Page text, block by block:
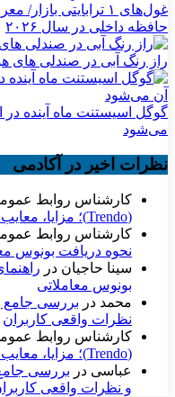
غول‌های ۱ ترابایتی
حافظه داخلی در سال ۲۰۲۶
راز رنگ آبی در صندلی های
گوگل اسیستنت ماه آینده در
می‌شود
نظرات اخیر در آکادمی
کارشناس روابط
(Trendo)؛ مزایا، معایب و نظرات واقعی کاربران
کارشناس روابط
نحوه دریافت بونوس
سینا حاجیان در
بونوس معاملاتی
محمد در
نظرات واقعی کاربران
کارشناس روابط
(Trendo)؛ مزایا، معایب و نظرات واقعی کاربران
عباسی در
و نظرات واقعی